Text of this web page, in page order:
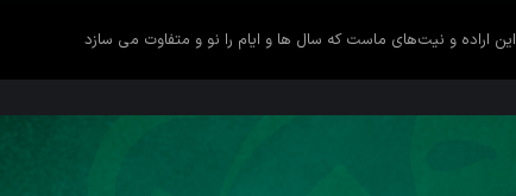
این اراده و نیت‌های ماست که سال ها و ایام را نو و متفاوت می سازد